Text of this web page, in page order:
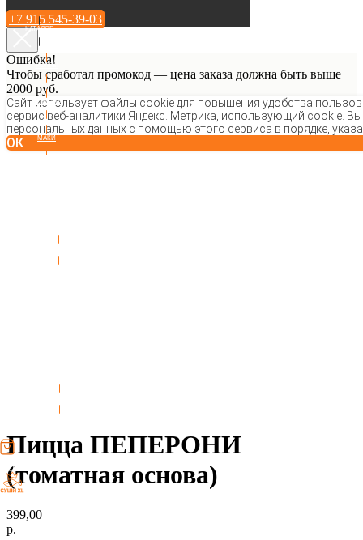
КАТАЛОГ
РОЛЛЫ
ТЕМПУРА
МАКИ
+7 915 545-39-03
Ошибка!
Чтобы сработал промокод — цена заказа должна быть выше
2000 руб.
Сайт использует файлы cookie для повышения удобства
сервис веб-аналитики Яндекс. Метрика, использующий cookie.
персональных данных с помощью этого сервиса в порядке,
ОК
Пицца ПЕПЕРОНИ
(томатная основа)
399,00
р.